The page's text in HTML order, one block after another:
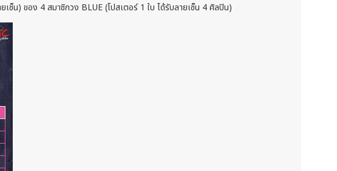
ซ็น) ของ 4 สมาชิกวง BLUE (โปสเตอร์ 1 ใบ ได้รับลายเซ็น 4 ศิลปิน)